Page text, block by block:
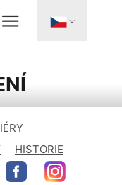
HISTORIE